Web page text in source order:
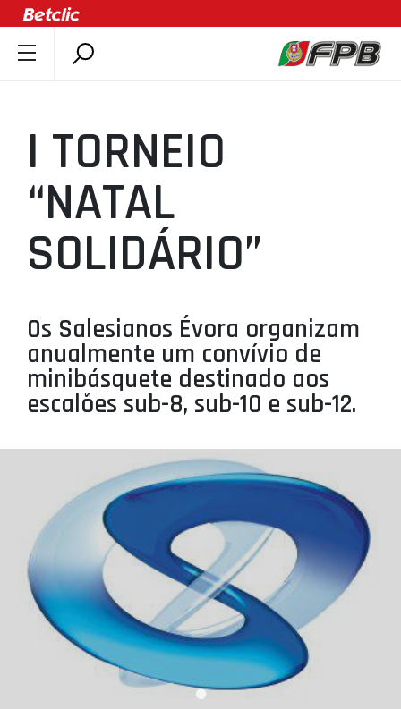
COMPETIÇÕES
ASSOCIAÇÕES
CLUBES
AGENTES
SELEÇÕES
MINIBASQUETE
ÁREA TÉCNICA
LIGA BETCLIC MASCULINA
LIGA BETCLIC FEMININA
I TORNEIO
“NATAL
SOLIDÁRIO”
Os Salesianos Évora organizam
anualmente um convívio de
minibásquete destinado aos
escalões sub-8, sub-10 e sub-12.